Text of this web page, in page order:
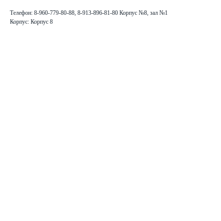
Телефон: 8-960-779-80-88, 8-913-896-81-80 Корпус №8, зал №1
Корпус: Корпус 8